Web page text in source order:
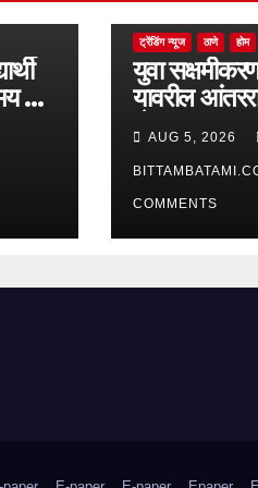
गाढे
ट्रेंडिंग न्यूज ठाणे होम
युवा
यावरील
देश-
विदेशातून
AUG 5, 2026
COMMENTS